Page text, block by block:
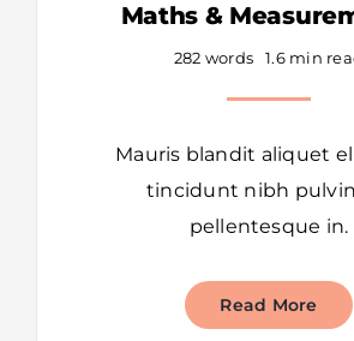
Maths &
282 words 1.6 min
Mauris blandit aliquet
tincidunt nibh
pellentesque in.
Read More